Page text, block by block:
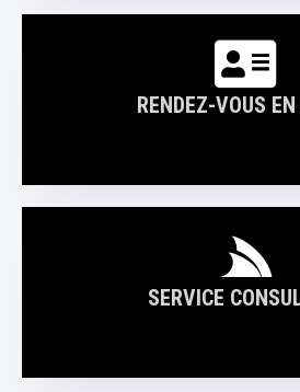
RENDEZ-VOUS
SERVICE